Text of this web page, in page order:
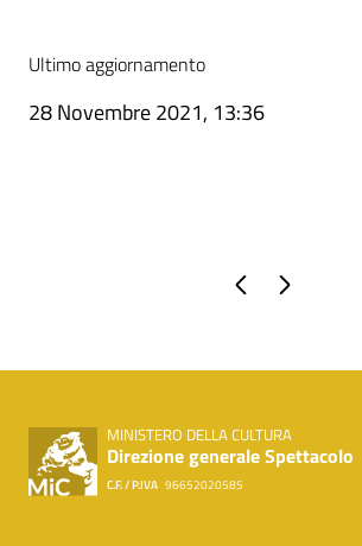
Ultimo aggiornamento
28 Novembre 2021, 13:36
Pagina
MINISTERO DELLA CULTURA
Direzione generale Spettacolo
C.F. / P.IVA 96652020585